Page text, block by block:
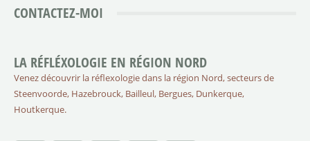
CONTACTEZ-MOI
LA RÉFLÉXOLOGIE EN RÉGION NORD
Venez découvrir la réflexologie dans la région Nord, secteurs de
Steenvoorde, Hazebrouck, Bailleul, Bergues, Dunkerque,
Houtkerque.